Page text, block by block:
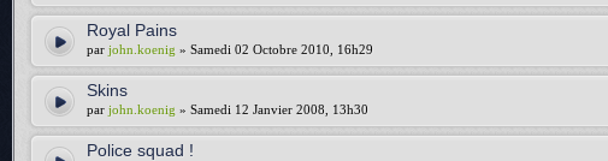
Royal Pains
par john.koenig » Samedi 02 Octobre 2010, 16h29
Skins
par john.koenig » Samedi 12 Janvier 2008, 13h30
Police squad !